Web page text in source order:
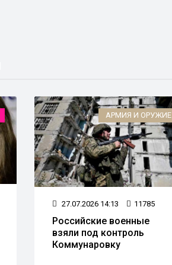
АРМИЯ И ОРУЖИЕ
27.07.2026 14:13 11785
Российские военные
взяли под контроль
Коммунаровку